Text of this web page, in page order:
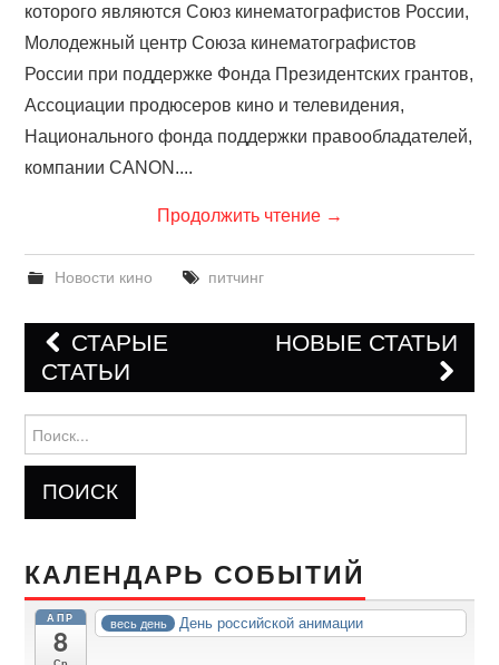
которого являются Союз кинематографистов России,
Молодежный центр Союза кинематографистов
России при поддержке Фонда Президентских грантов,
Ассоциации продюсеров кино и телевидения,
Национального фонда поддержки правообладателей,
компании CANON....
Продолжить чтение →
Новости кино питчинг
Навигация по записям
СТАРЫЕ
СТАТЬИ
НОВЫЕ СТАТЬИ
КАЛЕНДАРЬ СОБЫТИЙ
АПР
8
весь день День российской анимации